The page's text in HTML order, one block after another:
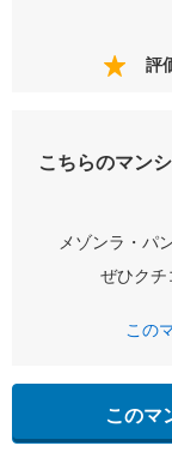
評
こちらのマン
メゾンラ・パ
ぜひクチ
この
このマ